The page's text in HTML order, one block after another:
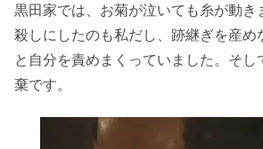
黒田家では、お菊が泣いても糸が動き
殺しにしたのも私だし、跡継ぎを産め
と自分を責めまくっていました。そ
棄です。